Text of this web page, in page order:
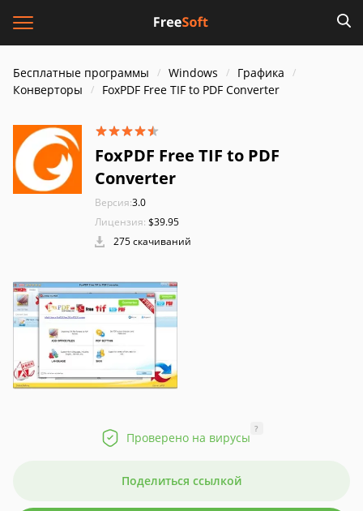
Бесплатные программы Windows
Графика
Конверторы
FoxPDF Free TIF to PDF Converter
FoxPDF Free TIF to PDF
Converter
Версия:3.0
Лицензия: $39.95
275 скачиваний
Проверено на вирусы
?
Поделиться ссылкой